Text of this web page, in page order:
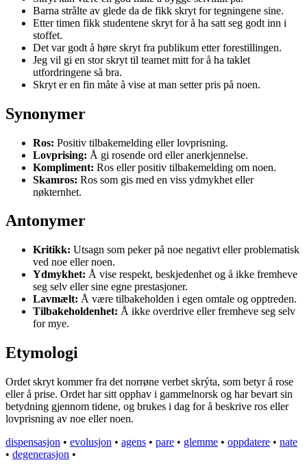
Barna strålte av glede da de fikk skryt for tegningene sine.
Etter timen fikk studentene skryt for å ha satt seg godt inn i
stoffet.
Det var godt å høre skryt fra publikum etter forestillingen.
Jeg vil gi en stor skryt til teamet mitt for å ha taklet
utfordringene så bra.
Skryt er en fin måte å vise at man setter pris på noen.
Synonymer
Ros: Positiv tilbakemelding eller lovprisning.
Lovprising: Å gi rosende ord eller anerkjennelse.
Kompliment: Ros eller positiv tilbakemelding om noen.
Skamros: Ros som gis med en viss ydmykhet eller
nøkternhet.
Antonymer
Kritikk: Utsagn som peker på noe negativt eller problematisk
ved noe eller noen.
Ydmykhet: Å vise respekt, beskjedenhet og å ikke fremheve
seg selv eller sine egne prestasjoner.
Lavmælt: Å være tilbakeholden i egen omtale og opptreden.
Tilbakeholdenhet: Å ikke overdrive eller fremheve seg selv
for mye.
Etymologi
Ordet skryt kommer fra det norrøne verbet skrýta, som betyr å rose
eller å prise. Ordet har sitt opphav i gammelnorsk og har bevart sin
betydning gjennom tidene, og brukes i dag for å beskrive ros eller
lovprisning av noe eller noen.
dispensasjon • evolusjon • agens • pare • glemme • oppdatere • nate
• degenerasjon •